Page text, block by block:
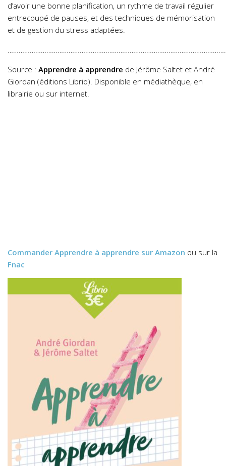
d’avoir une bonne planification, un rythme de travail régulier
entrecoupé de pauses, et des techniques de mémorisation
et de gestion du stress adaptées.
Source : Apprendre à apprendre de Jérôme Saltet et André
Giordan (éditions Librio). Disponible en médiathèque, en
librairie ou sur internet.
Commander Apprendre à apprendre sur Amazon ou sur la
Fnac